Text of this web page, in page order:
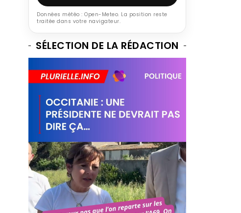
Données météo : Open-Meteo. La position reste
traitée dans votre navigateur.
SÉLECTION DE LA RÉDACTION